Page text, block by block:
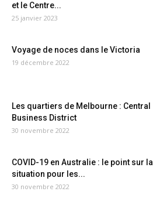
et le Centre...
25 janvier 2023
Voyage de noces dans le Victoria
19 décembre 2022
Les quartiers de Melbourne : Central
Business District
30 novembre 2022
COVID-19 en Australie : le point sur la
situation pour les...
30 novembre 2022